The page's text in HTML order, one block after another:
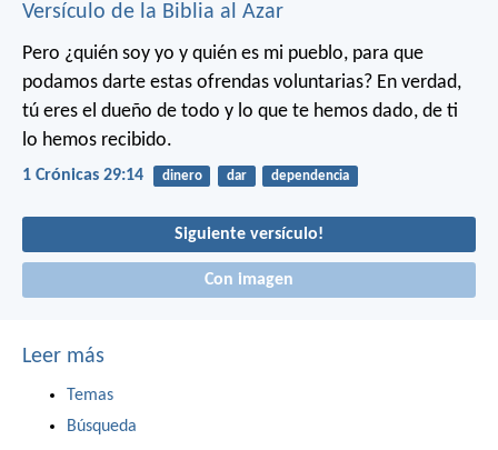
Versículo de la Biblia al Azar
Pero ¿quién soy yo y quién es mi pueblo, para que
podamos darte estas ofrendas voluntarias? En verdad,
tú eres el dueño de todo y lo que te hemos dado, de ti
lo hemos recibido.
1 Crónicas 29:14 dinero dar dependencia
Siguiente versículo!
Con imagen
Leer más
Temas
Búsqueda